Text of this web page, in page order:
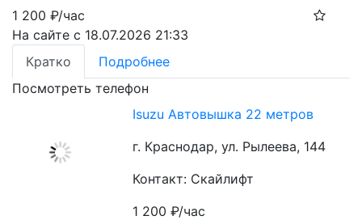
1 200 ₽/час
На сайте с 18.07.2026 21:33
Кратко
Подробнее
Посмотреть телефон
Isuzu Автовышка 22 метров
г. Краснодар, ул. Рылеева, 144
Контакт: Скайлифт
1 200₽/час